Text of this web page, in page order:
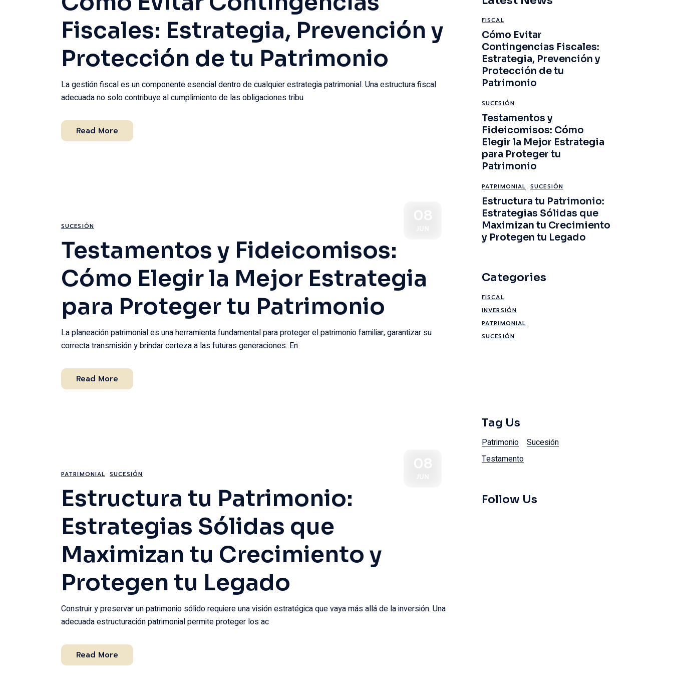
Fiscales: Estrategia, Prevención y
Protección de tu Patrimonio
La gestión fiscal es un componente esencial dentro de cualquier estrategia patrimonial. Una estructura fiscal
adecuada no solo contribuye al cumplimiento de las obligaciones tribu
Read More
SUCESIÓN
Testamentos y Fideicomisos:
Cómo Elegir la Mejor Estrategia
para Proteger tu Patrimonio
La planeación patrimonial es una herramienta fundamental para proteger el patrimonio familiar, garantizar su
correcta transmisión y brindar certeza a las futuras generaciones. En
Read More
PATRIMONIAL SUCESIÓN
Estructura tu Patrimonio:
Estrategias Sólidas que
Maximizan tu Crecimiento y
Protegen tu Legado
Construir y preservar un patrimonio sólido requiere una visión estratégica que vaya más allá de la inversión. Una
adecuada estructuración patrimonial permite proteger los ac
Read More
FISCAL
Cómo Evitar
Contingencias Fiscales:
Estrategia, Prevención y
Protección de tu
Patrimonio
SUCESIÓN
Testamentos y
Fideicomisos: Cómo
Elegir la Mejor Estrategia
para Proteger tu
Patrimonio
PATRIMONIAL SUCESIÓN
Estructura tu Patrimonio:
Estrategias Sólidas que
Maximizan tu Crecimiento
y Protegen tu Legado
Categories
FISCAL
INVERSIÓN
PATRIMONIAL
SUCESIÓN
Tag Us
Patrimonio
Sucesión
Testamento
Follow Us